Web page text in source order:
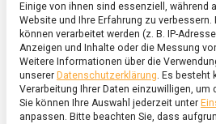
Einige von ihnen sind essenziell, während
Website und Ihre Erfahrung zu verbessern.
können verarbeitet werden (z. B. IP-
Anzeigen und Inhalte oder die Messung
Weitere Informationen über die
unserer Datenschutzerklärung. Es besteht
Verarbeitung Ihrer Daten einzuwilligen,
Sie können Ihre Auswahl jederzeit unter
anpassen. Bitte beachten Sie, dass